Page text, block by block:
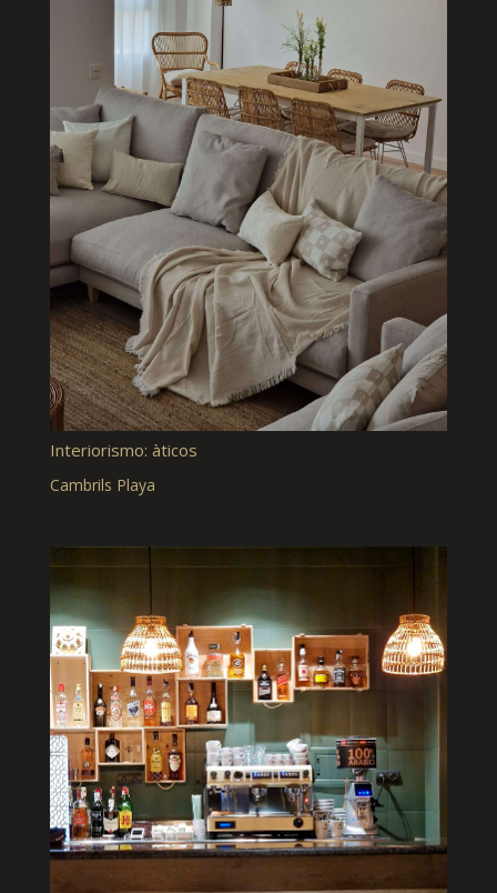
Interiorismo: àticos
Cambrils Playa